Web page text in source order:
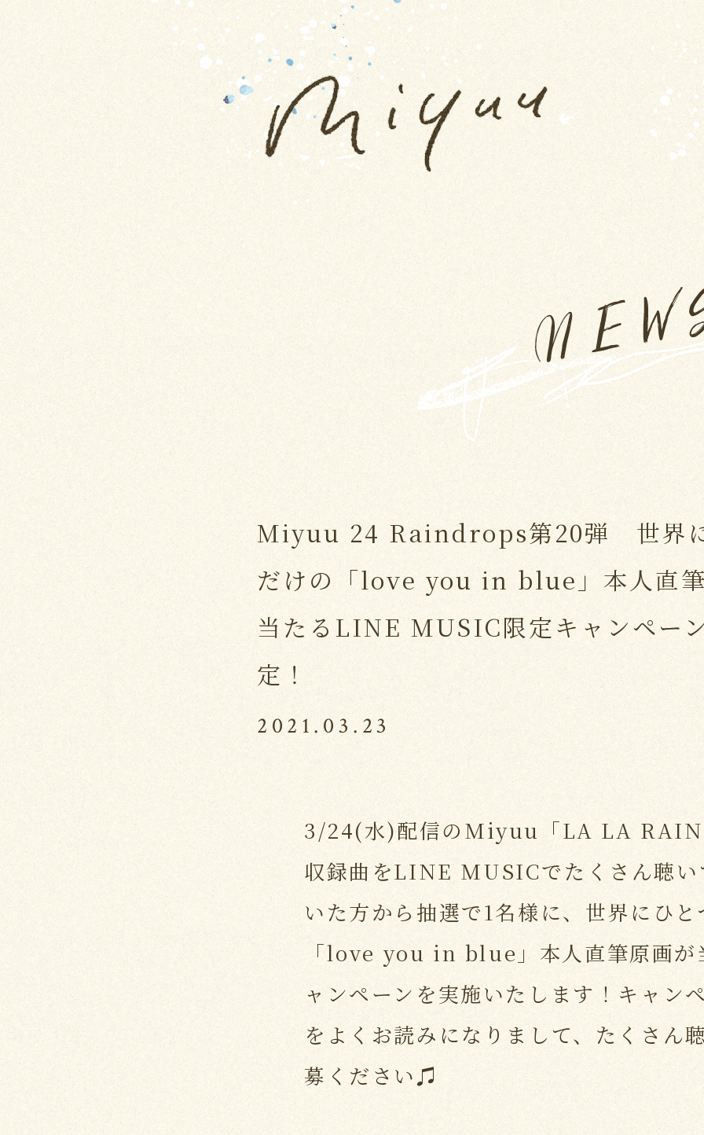
Miyuu 24 Raindrops第20弾 世界
だけの「love you in blue」本人直
当たるLINE MUSIC限定キャンペー
定！
2021.03.23
3/24(水)配信のMiyuu「LA LA
収録曲をLINE MUSICでたくさん聴い
いた方から抽選で1名様に、世界にひ
「love you in blue」本人直筆原画が
ャンペーンを実施いたします！キャン
をよくお読みになりまして、たくさん
募ください♫